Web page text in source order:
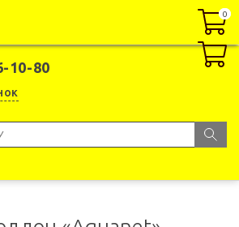
10-80
0
0